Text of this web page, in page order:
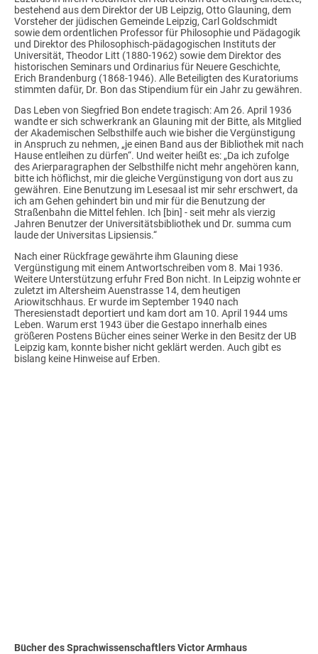
bestehend aus dem Direktor der UB Leipzig, Otto Glauning, dem
Vorsteher der jüdischen Gemeinde Leipzig, Carl Goldschmidt
sowie dem ordentlichen Professor für Philosophie und Pädagogik
und Direktor des Philosophisch-pädagogischen Instituts der
Universität, Theodor Litt (1880-1962) sowie dem Direktor des
historischen Seminars und Ordinarius für Neuere Geschichte,
Erich Brandenburg (1868-1946). Alle Beteiligten des Kuratoriums
stimmten dafür, Dr. Bon das Stipendium für ein Jahr zu gewähren.
Das Leben von Siegfried Bon endete tragisch: Am 26. April 1936
wandte er sich schwerkrank an Glauning mit der Bitte, als Mitglied
der Akademischen Selbsthilfe auch wie bisher die Vergünstigung
in Anspruch zu nehmen, „je einen Band aus der Bibliothek mit nach
Hause entleihen zu dürfen“. Und weiter heißt es: „Da ich zufolge
des Arierparagraphen der Selbsthilfe nicht mehr angehören kann,
bitte ich höflichst, mir die gleiche Vergünstigung von dort aus zu
gewähren. Eine Benutzung im Lesesaal ist mir sehr erschwert, da
ich am Gehen gehindert bin und mir für die Benutzung der
Straßenbahn die Mittel fehlen. Ich [bin] - seit mehr als vierzig
Jahren Benutzer der Universitätsbibliothek und Dr. summa cum
laude der Universitas Lipsiensis.“
Nach einer Rückfrage gewährte ihm Glauning diese
Vergünstigung mit einem Antwortschreiben vom 8. Mai 1936.
Weitere Unterstützung erfuhr Fred Bon nicht. In Leipzig wohnte er
zuletzt im Altersheim Auenstrasse 14, dem heutigen
Ariowitschhaus. Er wurde im September 1940 nach
Theresienstadt deportiert und kam dort am 10. April 1944 ums
Leben. Warum erst 1943 über die Gestapo innerhalb eines
größeren Postens Bücher eines seiner Werke in den Besitz der UB
Leipzig kam, konnte bisher nicht geklärt werden. Auch gibt es
bislang keine Hinweise auf Erben.
Bücher des Sprachwissenschaftlers Victor Armhaus